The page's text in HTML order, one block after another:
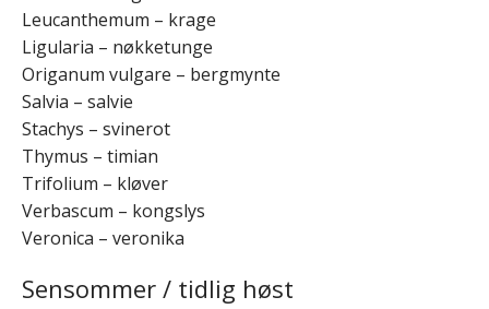
Leucanthemum – krage
Ligularia – nøkketunge
Origanum vulgare – bergmynte
Salvia – salvie
Stachys – svinerot
Thymus – timian
Trifolium – kløver
Verbascum – kongslys
Veronica – veronika
Sensommer / tidlig høst